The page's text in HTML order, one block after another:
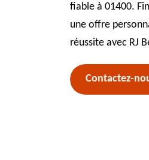
fiable à 01400.
une offre
réussite avec RJ
Contactez-